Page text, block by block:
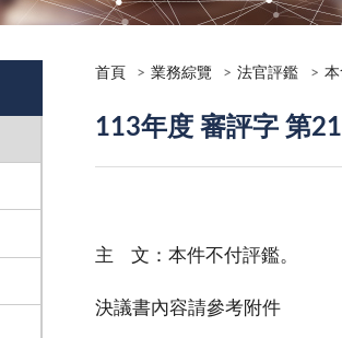
首頁 業務綜覽 法官評鑑
113年度 審評字 第
主 文：本件不付評鑑。
決議書內容請參考附件